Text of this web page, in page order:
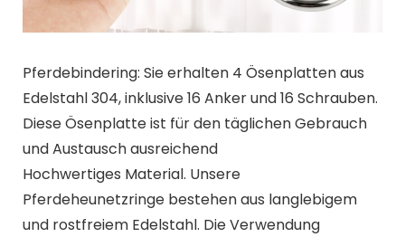
Pferdebindering: Sie erhalten 4 Ösenplatten aus
Edelstahl 304, inklusive 16 Anker und 16 Schrauben.
Diese Ösenplatte ist für den täglichen Gebrauch
und Austausch ausreichend
Hochwertiges Material. Unsere
Pferdeheunetzringe bestehen aus langlebigem
und rostfreiem Edelstahl. Die Verwendung